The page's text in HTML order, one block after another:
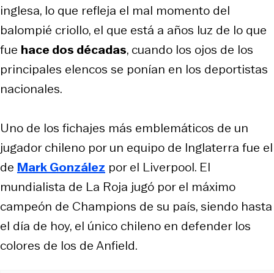
inglesa, lo que refleja el mal momento del
balompié criollo, el que está a años luz de lo que
fue hace dos décadas, cuando los ojos de los
principales elencos se ponían en los deportistas
nacionales.
Uno de los fichajes más emblemáticos de un
jugador chileno por un equipo de Inglaterra fue el
de Mark González por el Liverpool. El
mundialista de La Roja jugó por el máximo
campeón de Champions de su país, siendo hasta
el día de hoy, el único chileno en defender los
colores de los de Anfield.